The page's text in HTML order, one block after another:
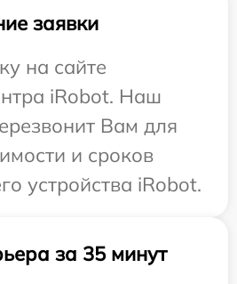
заявки
на сайте
iRobot. Наш
Вам для
и сроков
устройства iRobot.
за 35 минут